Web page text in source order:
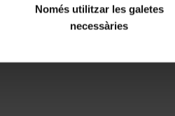
Només utilitzar les galetes
necessàries
MENÚ PEU 1